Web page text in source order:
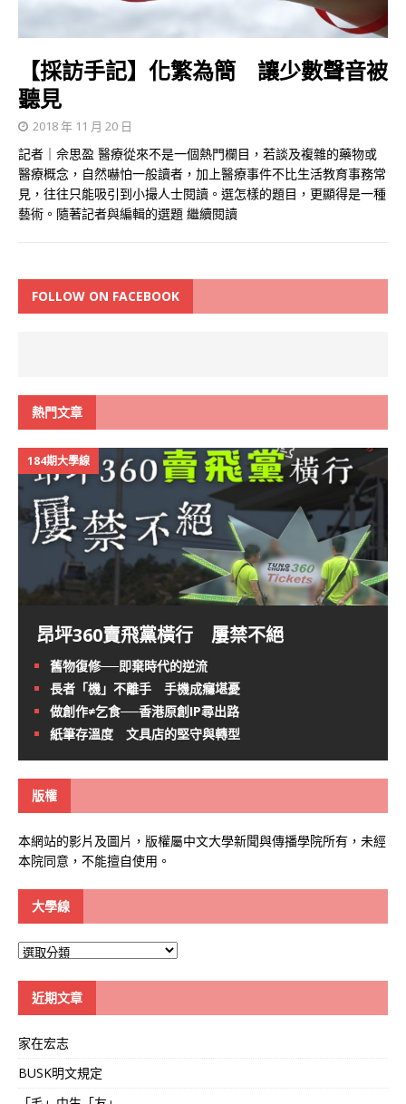
【採訪手記】化繁為簡 讓少數聲音被
聽見
2018 年 11 月 20 日
記者｜佘思盈 醫療從來不是一個熱門欄目，若談及複雜的藥物或
醫療概念，自然嚇怕一般讀者，加上醫療事件不比生活教育事務常
見，往往只能吸引到小撮人士閱讀。選怎樣的題目，更顯得是一種
藝術。隨著記者與編輯的選題 繼續閱讀
FOLLOW ON FACEBOOK
熱門文章
184期大學線
昂坪360賣飛黨橫行 屢禁不絕
舊物復修──即棄時代的逆流
長者「機」不離手 手機成癮堪憂
做創作≠乞食──香港原創IP尋出路
紙筆存溫度 文具店的堅守與轉型
版權
本網站的影片及圖片，版權屬中文大學新聞與傳播學院所有，未經
本院同意，不能擅自使用。
大學線
大
近期文章
家在宏志
BUSK明文規定